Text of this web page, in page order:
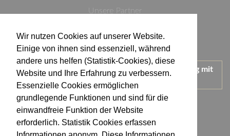
Wir nutzen Cookies auf unserer Website.
Einige von ihnen sind essenziell, während
andere uns helfen (Statistik-Cookies), diese
Website und Ihre Erfahrung zu verbessern.
Essenzielle Cookies ermöglichen
grundlegende Funktionen und sind für die
einwandfreie Funktion der Website
erforderlich. Statistik Cookies erfassen
Unsere Partner
Impressum
Wir treten für einen verantwortungsvollen Umgang mit
Alkohol ein.
KONTAKT
Weingut Kistenmacher & Hengerer